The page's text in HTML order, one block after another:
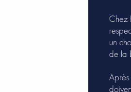
Chez
un
de la